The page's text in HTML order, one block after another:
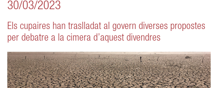
30/03/2023
Els cupaires han traslladat al govern diverses propostes
per debatre a la cimera d’aquest divendres